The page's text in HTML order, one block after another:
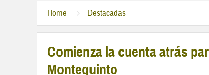
Home Destacadas
Comienza la cuenta atrás
Montequinto